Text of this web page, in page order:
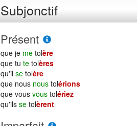
Subjonctif
Présent
que je me tolère
que tu te tolères
qu'il se tolère
que nous nous tolérions
que vous vous tolériez
qu'ils se tolèrent